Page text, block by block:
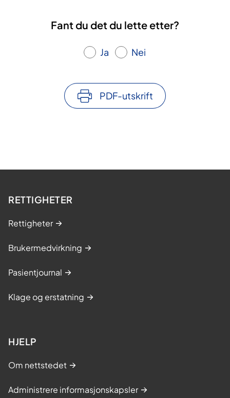
Fant du det du lette etter?
Ja Nei
PDF-utskrift
RETTIGHETER
Rettigheter
Brukermedvirkning
Pasientjournal
Klage og erstatning
HJELP
Om nettstedet
Administrere informasjonskapsler